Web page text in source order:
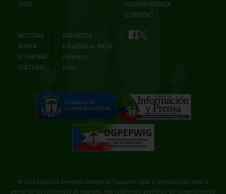
TVGE
VICEPRESIDENCIA
GOBIERNO
NOTICIAS
ÁFRICA
ECONOMÍA
CULTURA
DEPORTES
Estadísticas INEGE
Fototeca
Links
© 2026 Todos los derechos reservados. Cualquier copia o reproducción, total o
parcial de los contenidos de esta web, está totalmente prohibido sin consentimiento